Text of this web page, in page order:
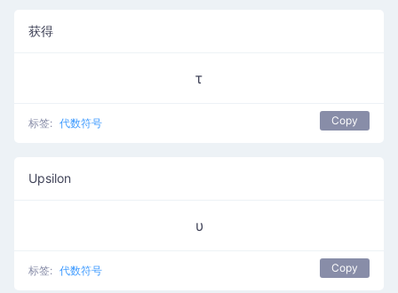
获得
τ
标签: 代数符号 Copy
Upsilon
υ
标签: 代数符号 Copy